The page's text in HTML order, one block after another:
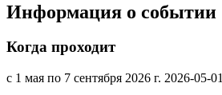
Информация о событии
Когда проходит
с 1 мая по 7 сентября 2026 г. 2026-05-01